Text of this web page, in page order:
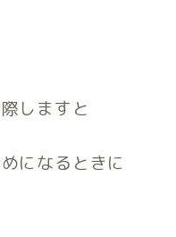
しますと
になるときに